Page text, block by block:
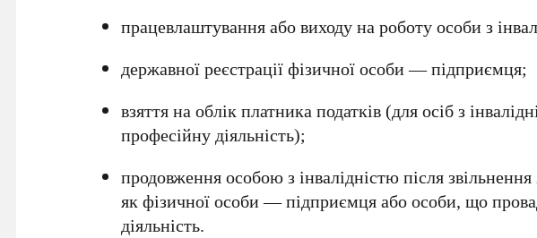
працевлаштування або виходу на роботу особи з
державної реєстрації фізичної особи — підприємця;
взяття на облік платника податків (для осіб з
професійну діяльність);
продовження особою з інвалідністю після звільнення
як фізичної особи — підприємця або особи, що
діяльність.